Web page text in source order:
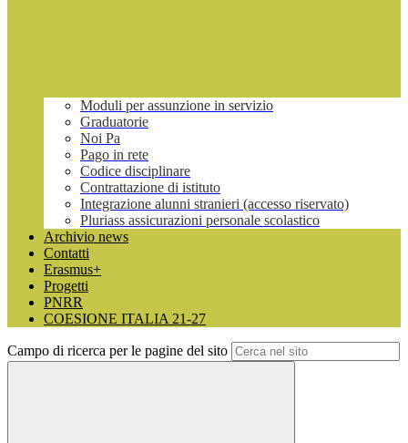
Moduli per assunzione in servizio
Graduatorie
Noi Pa
Pago in rete
Codice disciplinare
Contrattazione di istituto
Integrazione alunni stranieri (accesso riservato)
Pluriass assicurazioni personale scolastico
Archivio news
Contatti
Erasmus+
Progetti
PNRR
COESIONE ITALIA 21-27
Campo di ricerca per le pagine del sito